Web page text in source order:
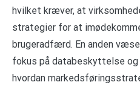
hvilket kræver, at
strategier for at
brugeradfærd. En anden
fokus på databeskyttelse og
hvordan